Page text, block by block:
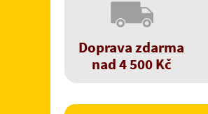
Doprava zdarma
nad 4 500 Kč